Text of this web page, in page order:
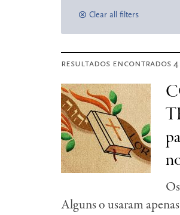
Clear all filters
resultados encontrados 4
Alguns o usaram